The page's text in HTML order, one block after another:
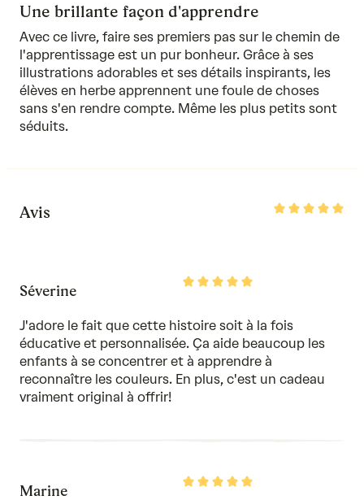
Une brillante façon d'apprendre
Avec ce livre, faire ses premiers pas sur le chemin de
l'apprentissage est un pur bonheur. Grâce à ses
illustrations adorables et ses détails inspirants, les
élèves en herbe apprennent une foule de choses
sans s'en rendre compte. Même les plus petits sont
séduits.
Avis
Rated
Rated
of
Séverine
J'adore le fait que cette histoire soit à la fois
éducative et personnalisée. Ça aide beaucoup les
enfants à se concentrer et à apprendre à
reconnaître les couleurs. En plus, c'est un cadeau
vraiment original à offrir!
Rated
Marine